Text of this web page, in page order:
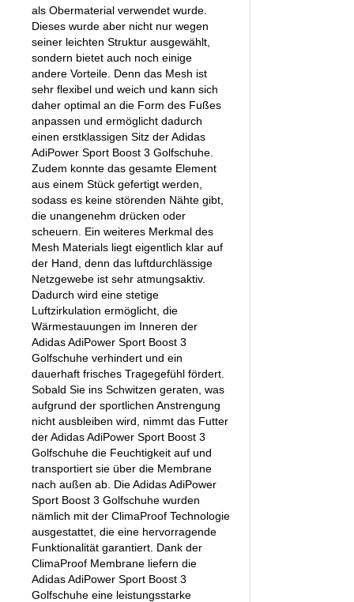
als Obermaterial verwendet wurde.
Dieses wurde aber nicht nur wegen
seiner leichten Struktur ausgewählt,
sondern bietet auch noch einige
andere Vorteile. Denn das Mesh ist
sehr flexibel und weich und kann sich
daher optimal an die Form des Fußes
anpassen und ermöglicht dadurch
einen erstklassigen Sitz der Adidas
AdiPower Sport Boost 3 Golfschuhe.
Zudem konnte das gesamte Element
aus einem Stück gefertigt werden,
sodass es keine störenden Nähte gibt,
die unangenehm drücken oder
scheuern. Ein weiteres Merkmal des
Mesh Materials liegt eigentlich klar auf
der Hand, denn das luftdurchlässige
Netzgewebe ist sehr atmungsaktiv.
Dadurch wird eine stetige
Luftzirkulation ermöglicht, die
Wärmestauungen im Inneren der
Adidas AdiPower Sport Boost 3
Golfschuhe verhindert und ein
dauerhaft frisches Tragegefühl fördert.
Sobald Sie ins Schwitzen geraten, was
aufgrund der sportlichen Anstrengung
nicht ausbleiben wird, nimmt das Futter
der Adidas AdiPower Sport Boost 3
Golfschuhe die Feuchtigkeit auf und
transportiert sie über die Membrane
nach außen ab. Die Adidas AdiPower
Sport Boost 3 Golfschuhe wurden
nämlich mit der ClimaProof Technologie
ausgestattet, die eine hervorragende
Funktionalität garantiert. Dank der
ClimaProof Membrane liefern die
Adidas AdiPower Sport Boost 3
Golfschuhe eine leistungsstarke